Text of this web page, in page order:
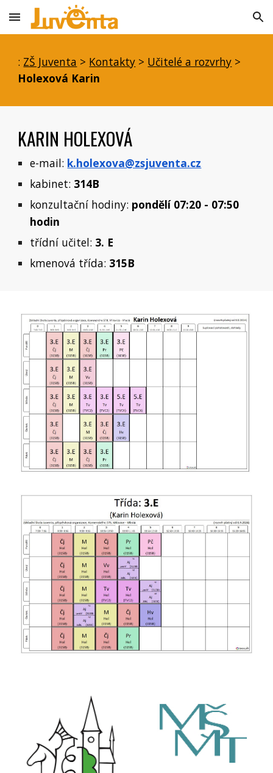
Skip to main content Skip to navigation
: ZŠ Juventa > Kontakty > Učitelé a rozvrhy >
Holexová Karin
KARIN HOLEXOVÁ
e-mail: k.holexova@zsjuventa.cz
kabinet: 314B
konzultační hodiny: pondělí 07:20 - 07:50
hodin
třídní učitel: 3. E
kmenová třída: 315B